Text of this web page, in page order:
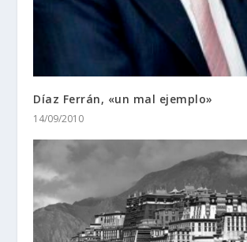
Díaz Ferrán, «un mal ejemplo»
14/09/2010